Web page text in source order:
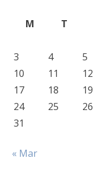
M
T
3
4 5
10
11 12
17
18 19
24
25 26
31
« Mar